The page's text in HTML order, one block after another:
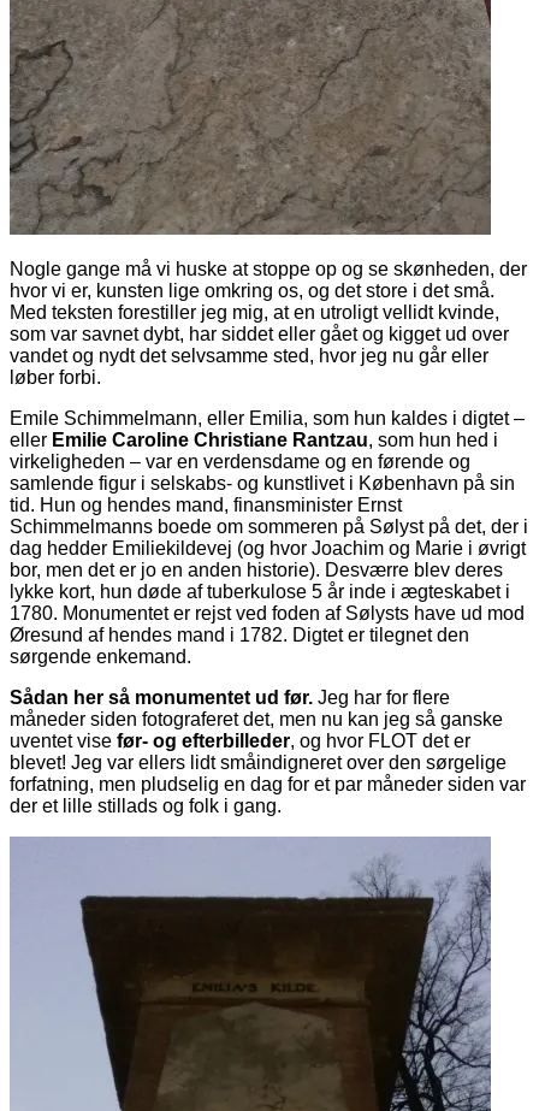
Nogle gange må vi huske at stoppe op og se skønheden, der
hvor vi er, kunsten lige omkring os, og det store i det små.
Med teksten forestiller jeg mig, at en utroligt vellidt kvinde,
som var savnet dybt, har siddet eller gået og kigget ud over
vandet og nydt det selvsamme sted, hvor jeg nu går eller
løber forbi.
Emile Schimmelmann, eller Emilia, som hun kaldes i digtet –
eller Emilie Caroline Christiane Rantzau, som hun hed i
virkeligheden – var en verdensdame og en førende og
samlende figur i selskabs- og kunstlivet i København på sin
tid. Hun og hendes mand, finansminister Ernst
Schimmelmanns boede om sommeren på Sølyst på det, der i
dag hedder Emiliekildevej (og hvor Joachim og Marie i øvrigt
bor, men det er jo en anden historie). Desværre blev deres
lykke kort, hun døde af tuberkulose 5 år inde i ægteskabet i
1780. Monumentet er rejst ved foden af Sølysts have ud mod
Øresund af hendes mand i 1782. Digtet er tilegnet den
sørgende enkemand.
Sådan her så monumentet ud før. Jeg har for flere
måneder siden fotograferet det, men nu kan jeg så ganske
uventet vise før- og efterbilleder, og hvor FLOT det er
blevet! Jeg var ellers lidt småindigneret over den sørgelige
forfatning, men pludselig en dag for et par måneder siden var
der et lille stillads og folk i gang.